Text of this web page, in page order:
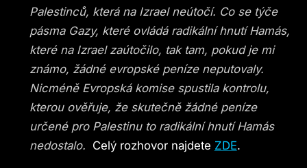
Palestinců, která na Izrael neútočí. Co se týče
pásma Gazy, které ovládá radikální hnutí Hamás,
které na Izrael zaútočilo, tak tam, pokud je mi
známo, žádné evropské peníze neputovaly.
Nicméně Evropská komise spustila kontrolu,
kterou ověřuje, že skutečně žádné peníze
určené pro Palestinu to radikální hnutí Hamás
nedostalo. Celý rozhovor najdete ZDE.